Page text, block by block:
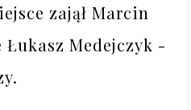
zajął Marcin
Medejczyk -